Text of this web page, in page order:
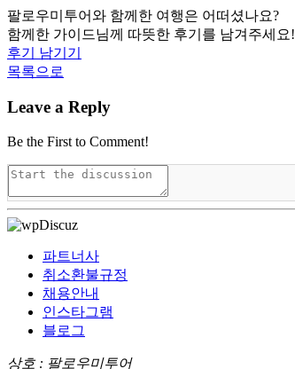
팔로우미투어와 함께한 여행은 어떠셨나요?
함께한 가이드님께 따뜻한 후기를 남겨주세요!
후기 남기기
목록으로
Leave a Reply
Be the First to Comment!
파트너사
취소환불규정
채용안내
인스타그램
블로그
상호 : 팔로우미투어